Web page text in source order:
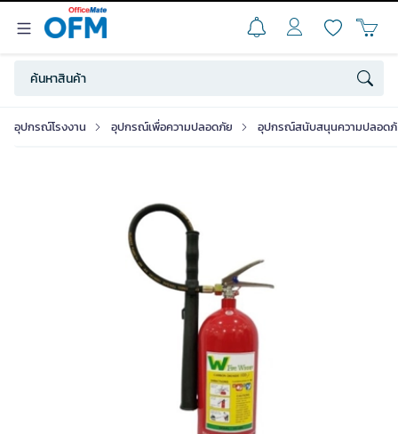
อุปกรณ์โรงงาน อุปกรณ์เพื่อความปลอดภัย อุปกรณ์สนับสนุนความปลอด